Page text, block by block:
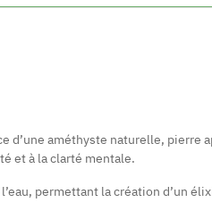
améthyste naturelle,
et à la clarté mentale.
permettant la création d’un